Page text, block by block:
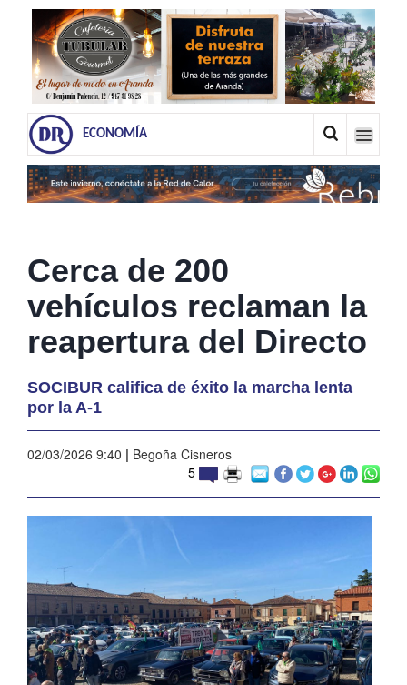
ECONOMÍA
Cerca de 200
vehículos reclaman la
reapertura del Directo
SOCIBUR califica de éxito la marcha lenta
por la A-1
02/03/2026 9:40 | Begoña Cisneros
5